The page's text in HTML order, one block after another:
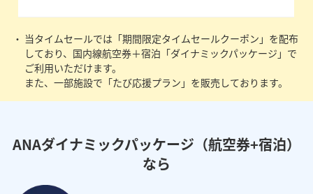
当タイムセールでは「期間限定タイムセールクーポン」を配布
しており、国内線航空券＋宿泊「ダイナミックパッケージ」で
ご利用いただけます。
また、一部施設で「たび応援プラン」を販売しております。
ANAダイナミックパッケージ（航空券+宿泊）
なら